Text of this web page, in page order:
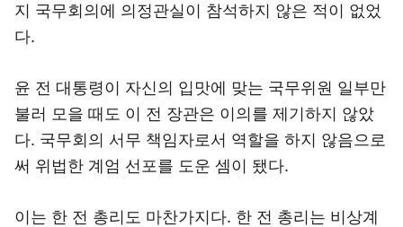
지 국무회의에 의정관실이 참석하지 않은 적이 없었
다.
윤 전 대통령이 자신의 입맛에 맞는 국무위원 일부만
불러 모을 때도 이 전 장관은 이의를 제기하지 않았
다. 국무회의 서무 책임자로서 역할을 하지 않음으로
써 위법한 계엄 선포를 도운 셈이 됐다.
이는 한 전 총리도 마찬가지다. 한 전 총리는 비상계